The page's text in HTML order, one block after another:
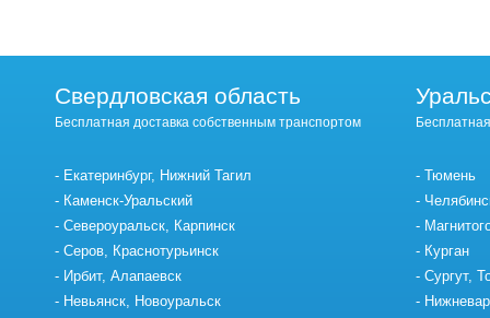
Свердловская область
Бесплатная доставка собственным транспортом
Екатеринбург, Нижний Тагил
Каменск-Уральский
Североуральск, Карпинск
Серов, Краснотурьинск
Ирбит, Алапаевск
Невьянск, Новоуральск
Тюмень
Курган
Сургут,